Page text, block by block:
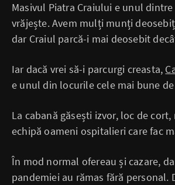
Masivul Piatra Craiului e unul
vrăjește. Avem mulți munți
dar Craiul parcă-i mai deosebit
Iar dacă vrei să-i parcurgi creasta,
e unul din locurile cele mai bune de
La cabană găsești izvor, loc de cort,
echipă oameni ospitalieri care fac
În mod normal ofereau și cazare,
pandemiei au rămas fără personal.